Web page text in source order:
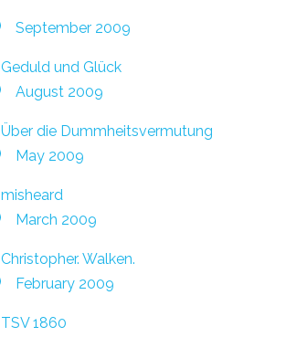
September 2009
Geduld und Glück
August 2009
Über die Dummheitsvermutung
May 2009
misheard
March 2009
Christopher. Walken.
February 2009
TSV 1860